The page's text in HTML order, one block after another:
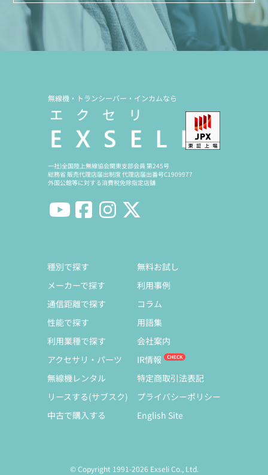
無線機・トランシーバー・インカムなら
一社)全国陸上無線協会関東支部会員 第245号
総務省 販売代理店届出制度 代理店届出番号C1909977
外国公館等に対する消費税免除指定店舗
種別で探す
メーカーで探す
通信距離で探す
性能で探す
利用業種で探す
アクセサリ・パーツ
無線機レンタル
リースする(サブスク)
中古で購入する
無料お試し
利用事例
コラム
用語集
会社案内
IR情報
特定商取引法表記
プライバシーポリシー
English Site
© Copyright 1991-2026 Exseli Co., Ltd.